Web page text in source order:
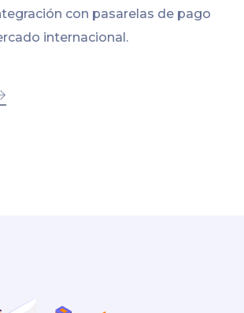
con pasarelas de pago
internacional.